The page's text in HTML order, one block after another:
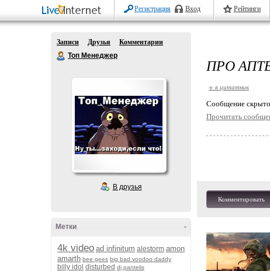
Регистрация Вход Рейтинги
Записи Друзья
Комментарии
Топ Менеджер
В друзья
-
Метки
4k video ad infinitum alestorm amon
amarth bee gees big bad voodoo daddy
billy idol disturbed dj pantelis
ПРО
+ в цитатник
Cообщение
Прочитать
Комментировать